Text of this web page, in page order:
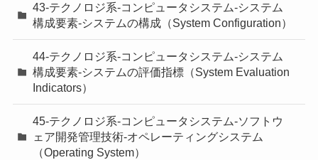
43-テクノロジ系-コンピュータシステム-システム
構成要素-システムの構成（System Configuration）
44-テクノロジ系-コンピュータシステム-システム
構成要素-システムの評価指標（System Evaluation
Indicators）
45-テクノロジ系-コンピュータシステム-ソフトウ
ェア開発管理技術-オペレーティングシステム
（Operating System）